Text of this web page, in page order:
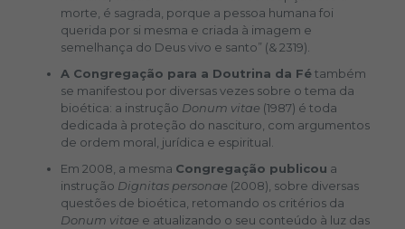
morte, é sagrada, porque a pessoa humana foi
querida por si mesma e criada à imagem e
semelhança do Deus vivo e santo” (& 2319).
A Congregação para a Doutrina da Fétambém
se manifestou por diversas vezes sobre o tema da
bioética: a instrução Donum vitae (1987) é toda
dedicada à proteção do nascituro, com argumentos
de ordem moral, jurídica e espiritual.
Em 2008, a mesma Congregação publicou a
instrução Dignitas personae (2008), sobre diversas
questões de bioética, retomando os critérios da
Donum vitae e atualizando o seu conteúdo à luz das